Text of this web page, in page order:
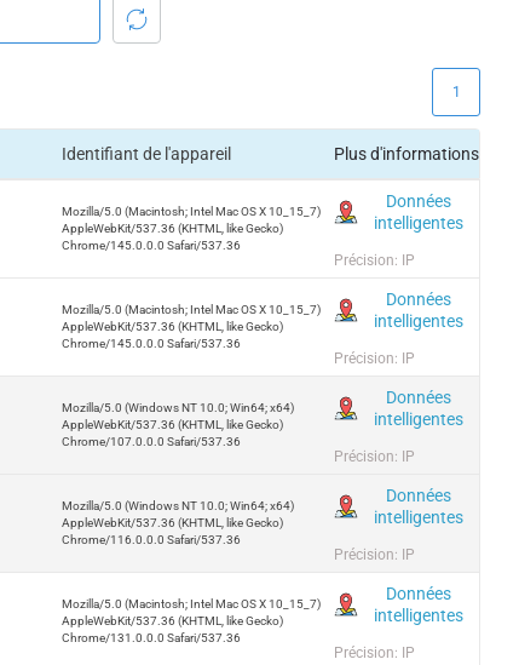
1
Identifiant de l'appareil Plus d'informations
Mozilla/5.0 (Macintosh; Intel Mac OS X 10_15_7)
AppleWebKit/537.36 (KHTML, like Gecko)
Chrome/145.0.0.0 Safari/537.36
Données
intelligentes
Précision: IP
Mozilla/5.0 (Macintosh; Intel Mac OS X 10_15_7)
AppleWebKit/537.36 (KHTML, like Gecko)
Chrome/145.0.0.0 Safari/537.36
Données
intelligentes
Précision: IP
Mozilla/5.0 (Windows NT 10.0; Win64; x64)
AppleWebKit/537.36 (KHTML, like Gecko)
Chrome/107.0.0.0 Safari/537.36
Données
intelligentes
Précision: IP
Mozilla/5.0 (Windows NT 10.0; Win64; x64)
AppleWebKit/537.36 (KHTML, like Gecko)
Chrome/116.0.0.0 Safari/537.36
Données
intelligentes
Précision: IP
Mozilla/5.0 (Macintosh; Intel Mac OS X 10_15_7)
AppleWebKit/537.36 (KHTML, like Gecko)
Chrome/131.0.0.0 Safari/537.36
Données
intelligentes
Précision: IP